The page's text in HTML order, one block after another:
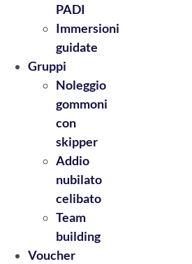
PADI
Immersioni
guidate
Gruppi
Noleggio
gommoni
con
skipper
Addio
nubilato
celibato
Team
building
Voucher